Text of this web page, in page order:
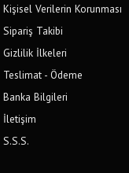
Kişisel Verilerin Korunması
Sipariş Takibi
Gizlilik İlkeleri
Teslimat - Ödeme
Banka Bilgileri
İletişim
S.S.S.